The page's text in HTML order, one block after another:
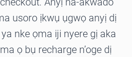
usoro ịkwụ ụgwọ anyị dị
nke ọma iji nyere gị aka
ọ bụ recharge n’oge dị